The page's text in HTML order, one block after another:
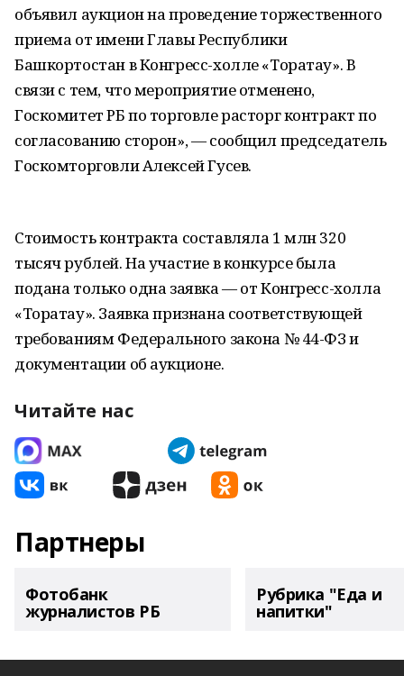
объявил аукцион на проведение торжественного
приема от имени Главы Республики
Башкортостан в Конгресс-холле «Торатау». В
связи с тем, что мероприятие отменено,
Госкомитет РБ по торговле расторг контракт по
согласованию сторон», — сообщил председатель
Госкомторговли Алексей Гусев.
Стоимость контракта составляла 1 млн 320
тысяч рублей. На участие в конкурсе была
подана только одна заявка — от Конгресс-холла
«Торатау». Заявка признана соответствующей
требованиям Федерального закона № 44-ФЗ и
документации об аукционе.
Читайте нас
Партнеры
Фотобанк
журналистов РБ
Рубрика "Еда и
напитки"